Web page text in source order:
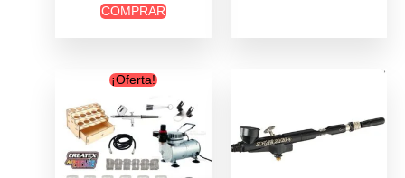
COMPRAR
¡Oferta!Original
was:
$220.400.$199.900.